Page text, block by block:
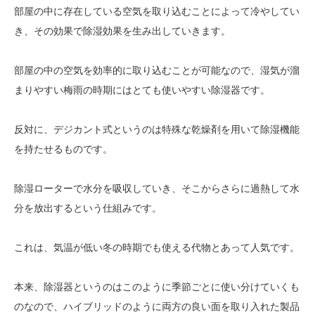
部屋の中に存在している空気を取り込むことによって冷やしてい
き、その効果で除湿効果を生み出していきます。
部屋の中の空気を効率的に取り込むことが可能なので、湿気が溜
まりやすい梅雨の時期にはとても使いやすい除湿器です。
反対に、デジカント式というのは特殊な乾燥剤を用いて除湿機能
を持たせるものです。
除湿ローターで水分を吸収していき、そこからさらに過熱して水
分を放出するという仕組みです。
これは、気温が低い冬の時期でも使える代物とあって人気です。
本来、除湿器というのはこのように季節ごとに使い分けていくも
のなので、ハイブリッドのように両方の良い面を取り入れた製品